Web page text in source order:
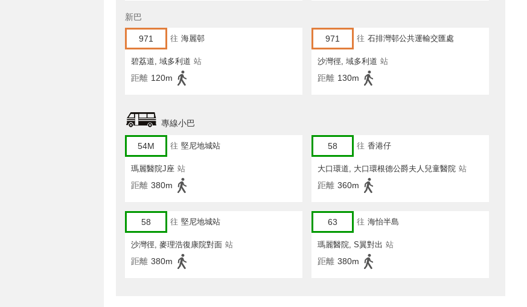
新巴
971 往 海麗邨
碧荔道, 域多利道 站
距離 120m
971 往 石排灣邨公共運輸交匯處
沙灣徑, 域多利道 站
距離 130m
專線小巴
54M 往 堅尼地城站
瑪麗醫院J座 站
距離 380m
58 往 香港仔
大口環道, 大口環根德公爵夫人兒童醫院 站
距離 360m
58 往 堅尼地城站
沙灣徑, 麥理浩復康院對面 站
距離 380m
63 往 海怡半島
瑪麗醫院, S翼對出 站
距離 380m